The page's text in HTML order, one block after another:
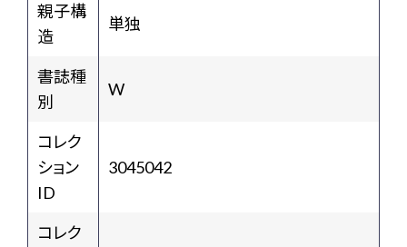
親子構
造
単独
書誌種
別
W
コレク
ション
ID
3045042
コレク